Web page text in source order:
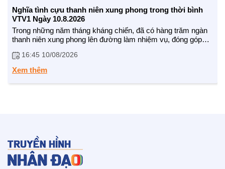
Nghĩa tình cựu thanh niên xung phong trong thời bình
VTV1 Ngày 10.8.2026
Trong những năm tháng kháng chiến, đã có hàng trăm ngàn
thanh niên xung phong lên đường làm nhiệm vụ, đóng góp
mảnh đất miền trung, Hội Cựu Thanh niên xung phong Việt
Nam đã tổ chức nhiều hoạt động ý nghĩa tại hai tỉnh Hà Tĩnh
và Quảng Trị.
Theo dõi chúng tôi:
Youtube: https://www.youtube.com/channel/UCdHH...
Trân trọng cảm ơn !
16:45 10/08/2026
Xem thêm